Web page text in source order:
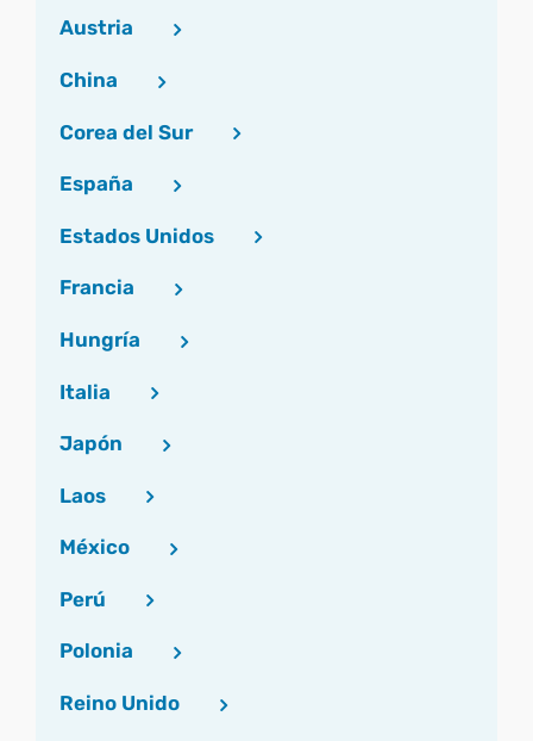
Austria
China
Corea del Sur
España
Estados Unidos
Francia
Hungría
Italia
Japón
Laos
México
Perú
Polonia
Reino Unido